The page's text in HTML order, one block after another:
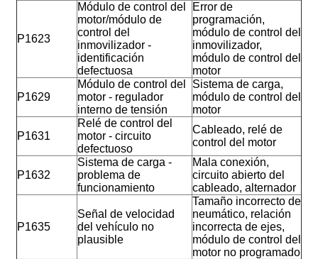
P1623
Módulo de control del
motor/módulo de
control del
inmovilizador -
identificación
defectuosa
Error de
programación,
módulo de control del
inmovilizador,
módulo de control del
motor
P1629
Módulo de control del
motor - regulador
interno de tensión
Sistema de carga,
módulo de control del
motor
P1631
Relé de control del
motor - circuito
defectuoso
Cableado, relé de
control del motor
P1632
Sistema de carga -
problema de
funcionamiento
Mala conexión,
circuito abierto del
cableado, alternador
P1635
Señal de velocidad
del vehículo no
plausible
Tamaño incorrecto de
neumático, relación
incorrecta de ejes,
módulo de control del
motor no programado